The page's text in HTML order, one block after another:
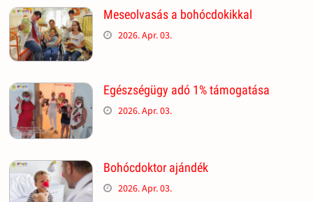
Meseolvasás a bohócdokikkal
2026. Apr. 03.
Egészségügy adó 1% támogatása
2026. Apr. 03.
Bohócdoktor ajándék
2026. Apr. 03.